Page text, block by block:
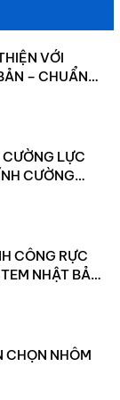
[…]
VỚI
– CHUẨN
LỰC
CƯỜNG
CÔNG RỰC
NHẬT BẢN
DIỆN!
CHỌN NHÔM